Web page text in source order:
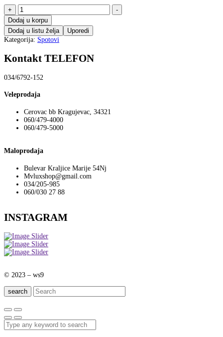
+
SIENA
DA5985/2
količina
-
Dodaj u korpu
Dodaj u listu želja
Uporedi
Kategorija: Spotovi
Kontakt TELEFON
034/6792-152
Veleprodaja
Cerovac bb Kragujevac, 34321
060/479-4000
060/479-5000
Maloprodaja
Bulevar Kraljice Marije 54Nj
Mvluxshop@gmail.com
034/205-985
060/030 27 88
INSTAGRAM
© 2023 – ws9
search